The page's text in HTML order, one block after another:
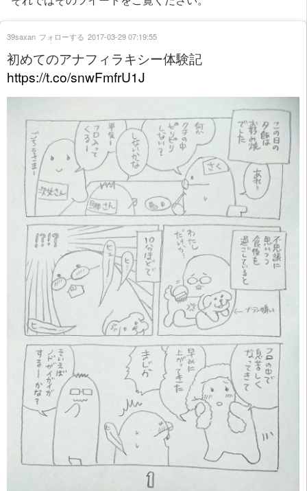
初めてのアナフィラキシー体験記
https://t.co/snwFmfrU1J
39saxan フォローする 2017-03-29 07:19:55